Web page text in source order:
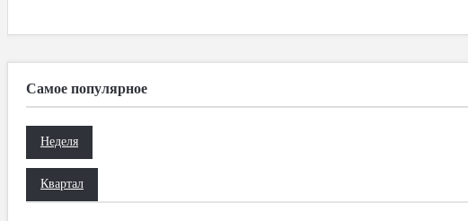
Самое популярное
Неделя
Квартал